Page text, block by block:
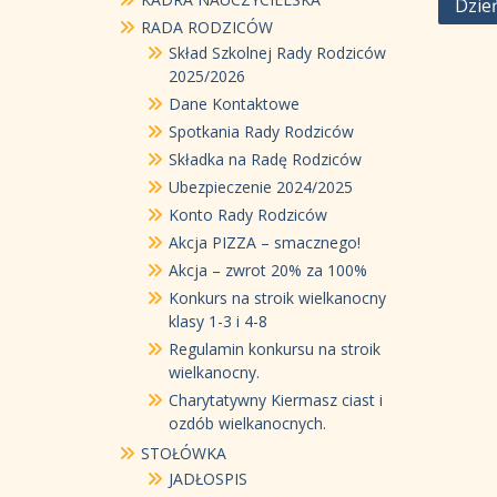
RADA RODZICÓW
Skład Szkolnej Rady Rodziców
2025/2026
Dane Kontaktowe
Spotkania Rady Rodziców
Składka na Radę Rodziców
Ubezpieczenie 2024/2025
Konto Rady Rodziców
Akcja PIZZA – smacznego!
Akcja – zwrot 20% za 100%
Konkurs na stroik wielkanocny
klasy 1-3 i 4-8
Regulamin konkursu na stroik
wielkanocny.
Charytatywny Kiermasz ciast i
ozdób wielkanocnych.
STOŁÓWKA
JADŁOSPIS